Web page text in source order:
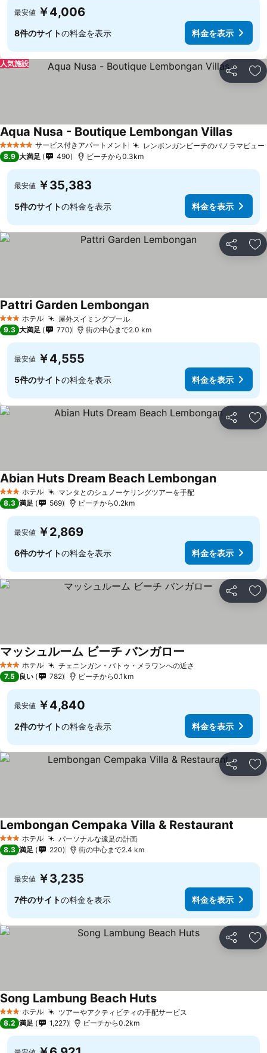
最安値 ￥4,006
8件のサイトの料金を表示 料金を表示
シェア お
人気施設
5 ホテルのランクサービス付きアパートメント レンボンガンビーチのパノラマビュー
Aqua Nusa - Boutique Lembongan Villas料金を
8.9 大満足 490 ビーチから0.3km
最安値 ￥35,383
5件のサイトの料金を表示 料金を表示
シェア お
3 ホテルのランク
ホテル 屋外スイミングプール料金を表示
Pattri Garden Lembongan料金を表示
9.3 大満足 770 街の中心まで2.0 km
最安値 ￥4,555
5件のサイトの料金を表示 料金を表示
シェア お
3 ホテルのランク
ホテル マンタとのシュノーケリングツアーを手配料金を表示
Abian Huts Dream Beach Lembongan料金を表示
8.3 満足 569 ビーチから0.2km
最安値 ￥2,869
6件のサイトの料金を表示 料金を表示
シェア お
3 ホテルのランク
ホテル チェニンガン・バトゥ・メラワンへの近さ
マッシュルーム ビーチ バンガロー
7.5 良い 782 ビーチから0.1km
最安値 ￥4,840
2件のサイトの料金を表示 料金を表示
シェア お
3 ホテルのランク
ホテル パーソナルな遠足の計画料金を表示
Lembongan Cempaka Villa & Restaurant
8.3 満足 220 街の中心まで2.4 km
最安値 ￥3,235
7件のサイトの料金を表示 料金を表示
シェア お
3 ホテルのランク
ホテル ツアーやアクティビティの手配サービス
Song Lambung Beach Huts料金を表示
8.2 満足 1,227 ビーチから0.2km